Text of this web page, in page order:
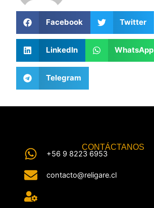
Facebook Twitter
LinkedIn WhatsApp
Telegram
CONTÁCTANOS
+56 9 8223 6953
contacto@religare.cl